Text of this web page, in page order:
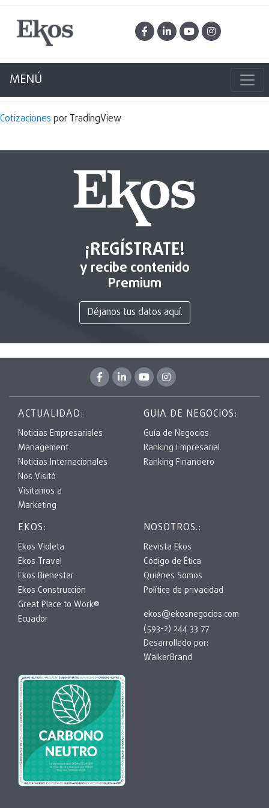
MENÚ
Cotizaciones por TradingView
¡REGÍSTRATE!
y recibe contenido
Premium
Déjanos tus datos aquí.
ACTUALIDAD:
Noticias Empresariales
Management
Noticias Internacionales
Nos Visitó
Visitamos a
Marketing
GUIA DE NEGOCIOS:
Guía de Negocios
Ranking Empresarial
Ranking Financiero
EKOS:
Ekos Violeta
Ekos Travel
Ekos Bienestar
Ekos Construcción
Great Place to Work®
Ecuador
NOSOTROS.:
Revista Ekos
Código de Ética
Quiénes Somos
Política de privacidad
ekos@ekosnegocios.com
(593-2) 244 33 77
Desarrollado por:
WalkerBrand